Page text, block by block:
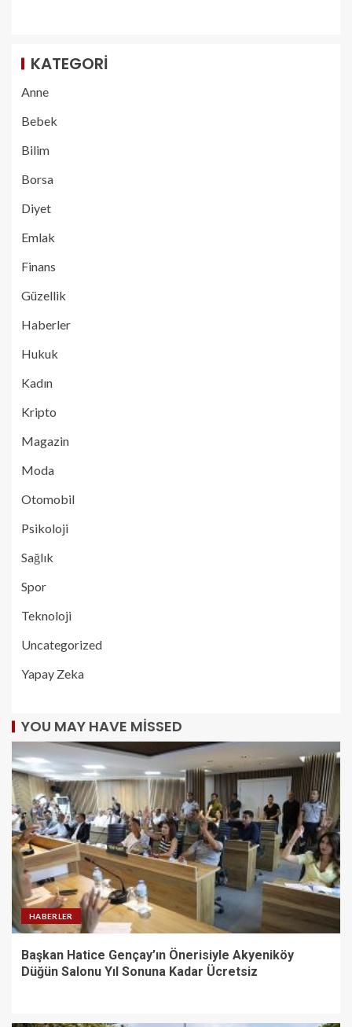
KATEGORI
Anne
Bebek
Bilim
Borsa
Diyet
Emlak
Finans
Güzellik
Haberler
Hukuk
Kadın
Kripto
Magazin
Moda
Otomobil
Psikoloji
Sağlık
Spor
Teknoloji
Uncategorized
Yapay Zeka
YOU MAY HAVE MISSED
HABERLER
Başkan Hatice Gençay’ın Önerisiyle Akyeniköy
Düğün Salonu Yıl Sonuna Kadar Ücretsiz